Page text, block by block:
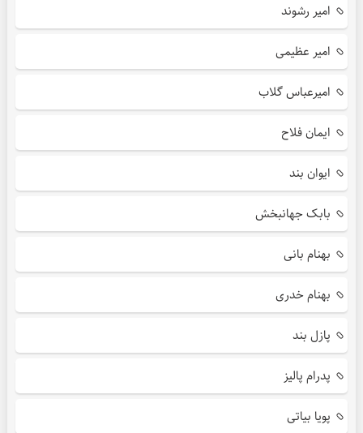
امیر رشوند
امیر عظیمی
امیرعباس گلاب
ایمان فلاح
ایوان بند
بابک جهانبخش
بهنام بانی
بهنام خدری
پازل بند
پدرام پالیز
پویا بیاتی